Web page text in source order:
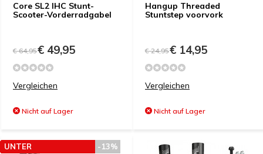
Core SL2 IHC Stunt-
Scooter-Vorderradgabel
€ 64,95€ 49,95
Vergleichen
Nicht auf Lager
Hangup Threaded
Stuntstep voorvork
€ 24,95€ 14,95
Vergleichen
Nicht auf Lager
-13%
UNTER